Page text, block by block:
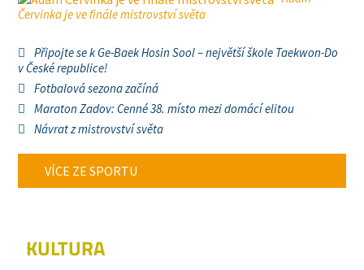
Červinka je ve finále mistrovství světa
Připojte se k Ge-Baek Hosin Sool – největší škole Taekwon-Do
v České republice!
Fotbalová sezona začíná
Maraton Zadov: Cenné 38. místo mezi domácí elitou
Návrat z mistrovství světa
VÍCE ZE SPORTU
KULTURA